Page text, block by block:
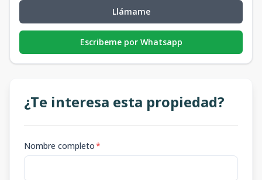
Llámame
Escribeme por Whatsapp
¿Te interesa esta propiedad?
Nombre completo*